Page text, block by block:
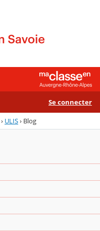
Se connecter
› ULIS› Blog